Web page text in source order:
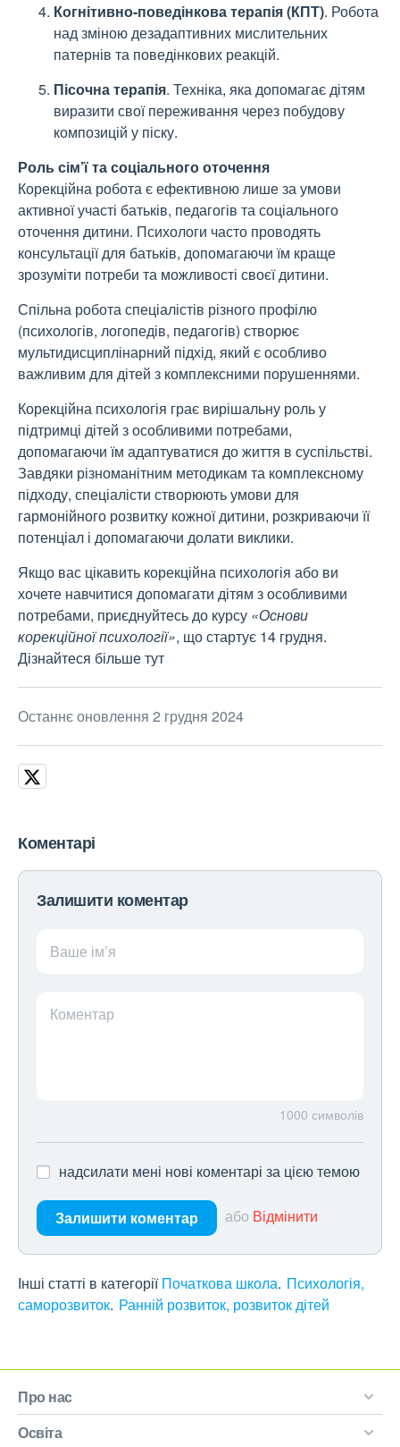
Когнітивно-поведінкова терапія (КПТ). Робота
над зміною дезадаптивних мислительних
патернів та поведінкових реакцій.
Пісочна терапія. Техніка, яка допомагає дітям
виразити свої переживання через побудову
композицій у піску.
Роль сім’ї та соціального оточення
Корекційна робота є ефективною лише за умови
активної участі батьків, педагогів та соціального
оточення дитини. Психологи часто проводять
консультації для батьків, допомагаючи їм краще
зрозуміти потреби та можливості своєї дитини.
Спільна робота спеціалістів різного профілю
(психологів, логопедів, педагогів) створює
мультидисциплінарний підхід, який є особливо
важливим для дітей з комплексними порушеннями.
Корекційна психологія грає вирішальну роль у
підтримці дітей з особливими потребами,
допомагаючи їм адаптуватися до життя в суспільстві.
Завдяки різноманітним методикам та комплексному
підходу, спеціалісти створюють умови для
гармонійного розвитку кожної дитини, розкриваючи її
потенціал і допомагаючи долати виклики.
Якщо вас цікавить корекційна психологія або ви
хочете навчитися допомагати дітям з особливими
потребами, приєднуйтесь до курсу «Основи
корекційної психології», що стартує 14 грудня.
Дізнайтеся більше тут
Останнє оновлення 2 грудня 2024
Коментарі
Залишити коментар
Ваше ім’я
Коментар
1000 символів
надсилати мені нові коментарі за цією темою
Залишити коментар або Відмінити
Інші статті в категорії Початкова школа Психологія,
саморозвиток Ранній розвиток, розвиток дітей
Про нас
Освіта